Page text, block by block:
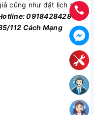
cũng như đặt lịch sửa
0918428428
112 Cách Mạng